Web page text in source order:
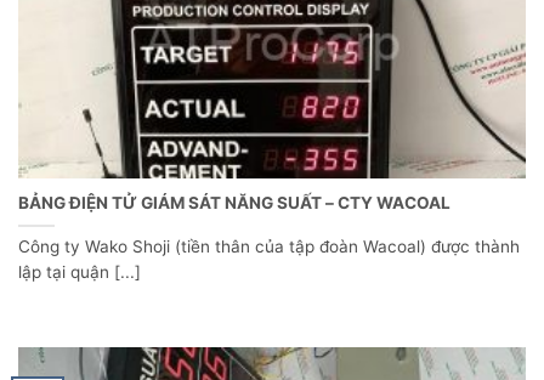
BẢNG ĐIỆN TỬ GIÁM SÁT NĂNG SUẤT – CTY WACOAL
Công ty Wako Shoji (tiền thân của tập đoàn Wacoal) được thành
lập tại quận [...]